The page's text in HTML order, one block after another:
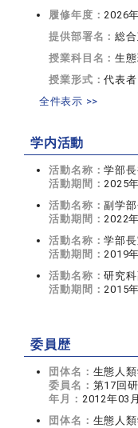
履修年度：2026
提供部署名：総
授業科目名：生
授業形式：代表者
全件表示 >>
学内活動
活動名称：学部
活動期間：2025
活動名称：副学
活動期間：2022
活動名称：学部
活動期間：2019
活動名称：研究
活動期間：2015
委員歴
団体名： 生態人類
委員名： 第17回
年月： 2012年03月
団体名： 生態人類